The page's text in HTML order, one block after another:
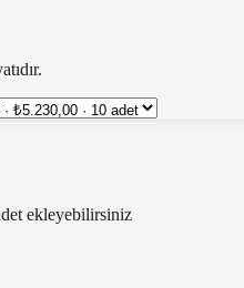
ekleyebilirsiniz